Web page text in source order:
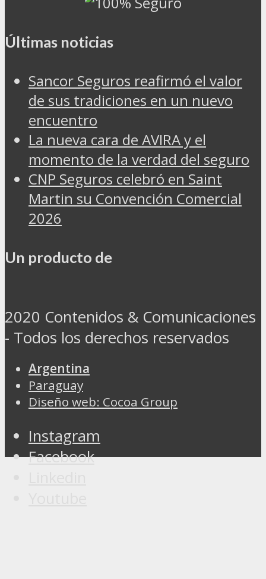
Últimas noticias
Sancor Seguros reafirmó el valor
de sus tradiciones en un nuevo
encuentro
La nueva cara de AVIRA y el
momento de la verdad del seguro
CNP Seguros celebró en Saint
Martin su Convención Comercial
2026
Un producto de
2020 Contenidos & Comunicaciones
- Todos los derechos reservados
Argentina
Paraguay
Diseño web: Cocoa Group
Instagram
Facebook